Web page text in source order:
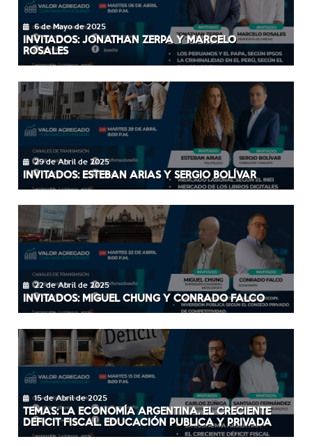
6 de Mayo de 2025
INVITADOS: JONATHAN ZERPA Y MARCELO
ROSALES
29 de Abril de 2025
INVITADOS: ESTEBAN ARIAS Y SERGIO BOLÍVAR
22 de Abril de 2025
INVITADOS: MIGUEL CHUNG Y CONRADO FALCO
15 de Abril de 2025
TEMAS: LA ECONOMÍA ARGENTINA. EL CRECIENTE
DEFICIT FISCAL. EDUCACIÓN PUBLICA Y PRIVADA